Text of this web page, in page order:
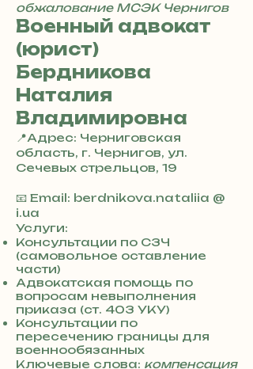
обжалование МСЭК Чернигов
Военный адвокат
(юрист)
Бердникова
Наталия
Владимировна
📍Адрес: Черниговская
область, г. Чернигов, ул.
Сечевых стрельцов, 19
3
8
0
7
3
0
4
8
5
7
8
4
📧 Email: berdnikova.nataliia @
i.ua
Услуги:
Консультации по СЗЧ
(самовольное оставление
части)
Адвокатская помощь по
вопросам невыполнения
приказа (ст. 403 УКУ)
Консультации по
пересечению границы для
военнообязанных
Ключевые слова: компенсация